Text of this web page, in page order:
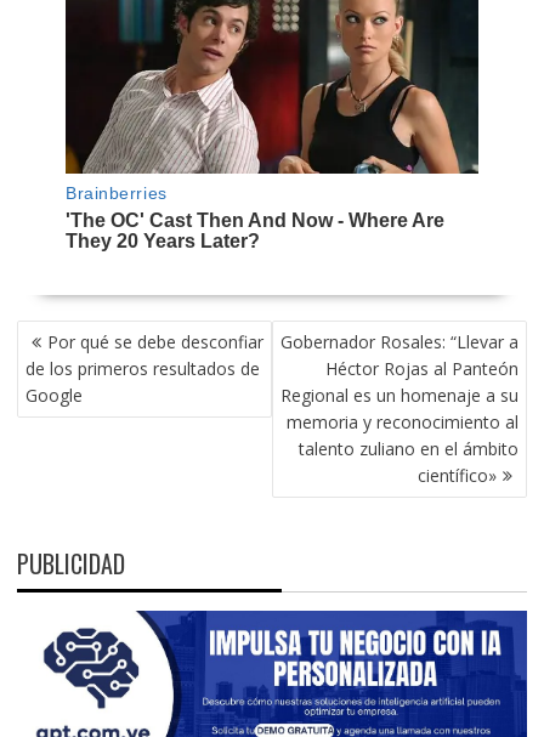
NAVEGACIÓN
DE
ENTRADAS
Por qué se debe desconfiar
de los primeros resultados de
Google
Gobernador Rosales: “Llevar a
Héctor Rojas al Panteón
Regional es un homenaje a su
memoria y reconocimiento al
talento zuliano en el ámbito
científico»
PUBLICIDAD